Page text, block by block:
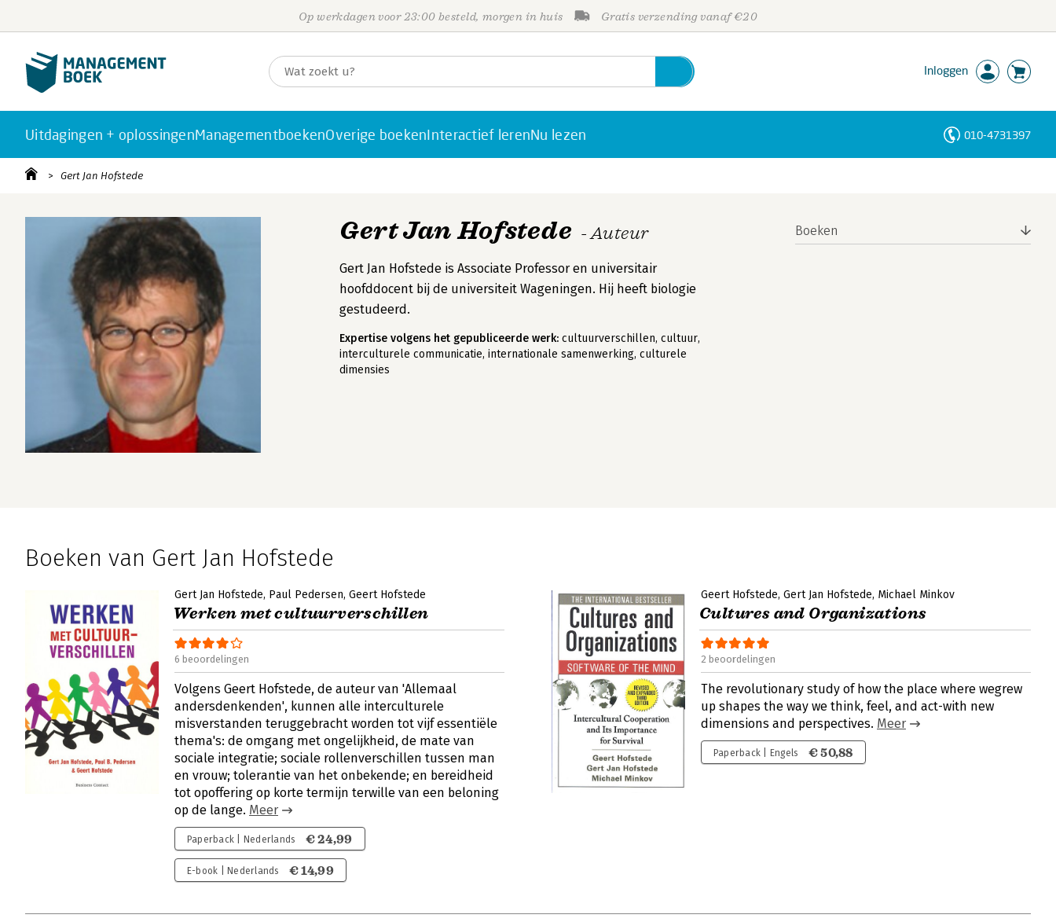
Op werkdagen voor 23:00 besteld, morgen in huis Gratis verzending vanaf €20
Inloggen
Uitdagingen + oplossingenManagementboekenOverige boekenInteractief lerenNu lezen 010-4731397
Gert Jan Hofstede
Gert Jan Hofstede - Auteur
Gert Jan Hofstede is Associate Professor en universitair
hoofddocent bij de universiteit Wageningen. Hij heeft biologie
gestudeerd.
Expertise volgens het gepubliceerde werk: cultuurverschillen, cultuur,
interculturele communicatie, internationale samenwerking, culturele
dimensies
Boeken
Boeken van Gert Jan Hofstede
Gert Jan Hofstede Paul Pedersen Geert Hofstede
Werken met cultuurverschillen
6 beoordelingen
Volgens Geert Hofstede, de auteur van 'Allemaal
andersdenkenden', kunnen alle interculturele
misverstanden teruggebracht worden tot vijf essentiële
thema's: de omgang met ongelijkheid, de mate van
sociale integratie; sociale rollenverschillen tussen man
en vrouw; tolerantie van het onbekende; en bereidheid
tot opoffering op korte termijn terwille van een beloning
op de lange. Meer
Paperback | Nederlands € 24,99
E-book | Nederlands € 14,99
Geert Hofstede Gert Jan Hofstede Michael Minkov
Cultures and Organizations
2 beoordelingen
The revolutionary study of how the place where wegrew
up shapes the way we think, feel, and act-with new
dimensions and perspectives. Meer
Paperback | Engels € 50,88
Personen